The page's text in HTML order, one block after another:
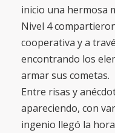
inicio una hermosa
Nivel 4
cooperativa y a
encontrando los
armar sus cometas.
Entre risas y
apareciendo, con
ingenio llegó la